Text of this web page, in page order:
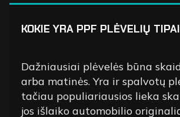
KOKIE YRA PPF PLĖVELIŲ
Dažniausiai plėvelės būna
arba matinės. Yra ir spalvotų
tačiau populiariausios lieka
jos išlaiko automobilio